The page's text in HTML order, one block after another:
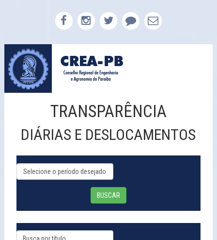
TRANSPARÊNCIA
DIÁRIAS E DESLOCAMENTOS
BUSCAR